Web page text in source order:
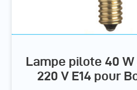
Lampe pilote 40 W
220 V E14 pour